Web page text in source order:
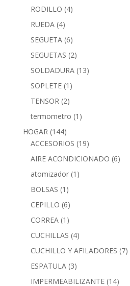
RODILLO (4)
RUEDA (4)
SEGUETA (6)
SEGUETAS (2)
SOLDADURA (13)
SOPLETE (1)
TENSOR (2)
termometro (1)
HOGAR (144)
ACCESORIOS (19)
AIRE ACONDICIONADO (6)
atomizador (1)
BOLSAS (1)
CEPILLO (6)
CORREA (1)
CUCHILLAS (4)
CUCHILLO Y AFILADORES (7)
ESPATULA (3)
IMPERMEABILIZANTE (14)